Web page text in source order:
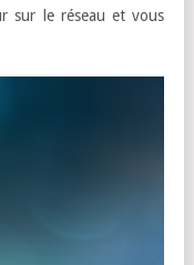
sur le réseau et vous